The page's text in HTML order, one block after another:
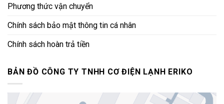
Phương thức vận chuyển
Chính sách bảo mật thông tin cá nhân
Chính sách hoàn trả tiền
BẢN ĐỒ CÔNG TY TNHH CƠ ĐIỆN LẠNH ERIKO